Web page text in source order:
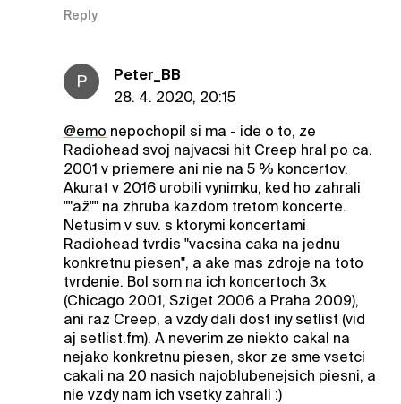
Reply
P
Peter_BB
28. 4. 2020, 20:15
@emo nepochopil si ma - ide o to, ze
Radiohead svoj najvacsi hit Creep hral po ca.
2001 v priemere ani nie na 5 % koncertov.
Akurat v 2016 urobili vynimku, ked ho zahrali
""až"" na zhruba kazdom tretom koncerte.
Netusim v suv. s ktorymi koncertami
Radiohead tvrdis "vacsina caka na jednu
konkretnu piesen", a ake mas zdroje na toto
tvrdenie. Bol som na ich koncertoch 3x
(Chicago 2001, Sziget 2006 a Praha 2009),
ani raz Creep, a vzdy dali dost iny setlist (vid
aj setlist.fm). A neverim ze niekto cakal na
nejako konkretnu piesen, skor ze sme vsetci
cakali na 20 nasich najoblubenejsich piesni, a
nie vzdy nam ich vsetky zahrali :)